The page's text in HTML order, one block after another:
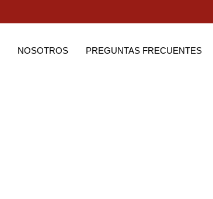
NOSOTROS PREGUNTAS FRECUENTES